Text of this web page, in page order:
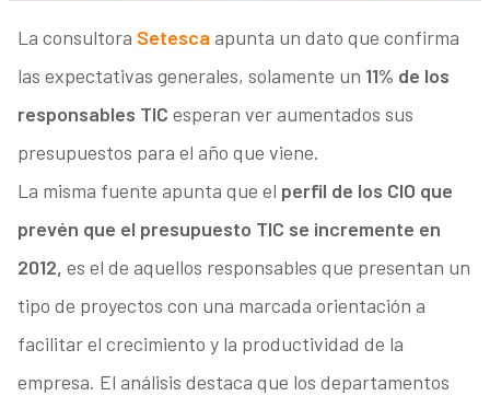
La consultora Setesca apunta un dato que confirma
las expectativas generales, solamente un 11% de los
responsables TIC esperan ver aumentados sus
presupuestos para el año que viene.
La misma fuente apunta que el perfil de los CIO que
prevén que el presupuesto TIC se incremente en
2012, es el de aquellos responsables que presentan un
tipo de proyectos con una marcada orientación a
facilitar el crecimiento y la productividad de la
empresa. El análisis destaca que los departamentos